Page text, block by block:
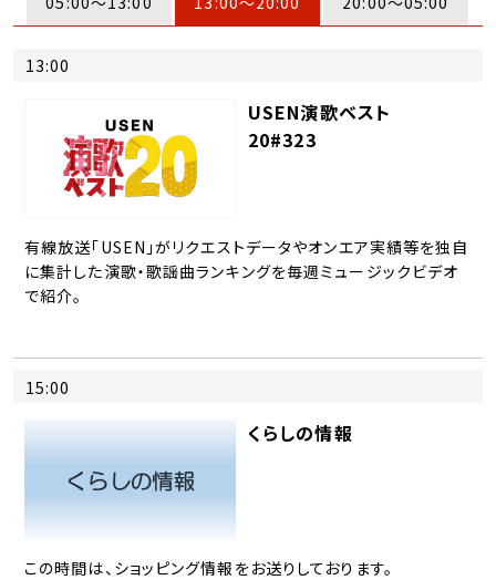
13:00
USEN演歌ベスト
20#323
有線放送「USEN」がリクエストデータやオンエア実績等を独自
に集計した演歌・歌謡曲ランキングを毎週ミュージックビデオ
で紹介。
15:00
くらしの情報
この時間は、ショッピング情報をお送りしております。